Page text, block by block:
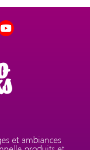
et ambiances